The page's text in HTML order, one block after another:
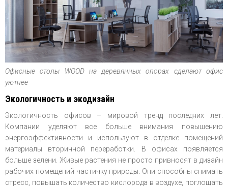
Офисные столы WOOD на деревянных опорах сделают офис
уютнее
Экологичность и экодизайн
Экологичность офисов – мировой тренд последних лет.
Компании уделяют все больше внимания повышению
энергоэффективности и используют в отделке помещений
материалы вторичной переработки. В офисах появляется
больше зелени. Живые растения не просто привносят в дизайн
рабочих помещений частичку природы. Они способны снимать
стресс, повышать количество кислорода в воздухе, поглощать